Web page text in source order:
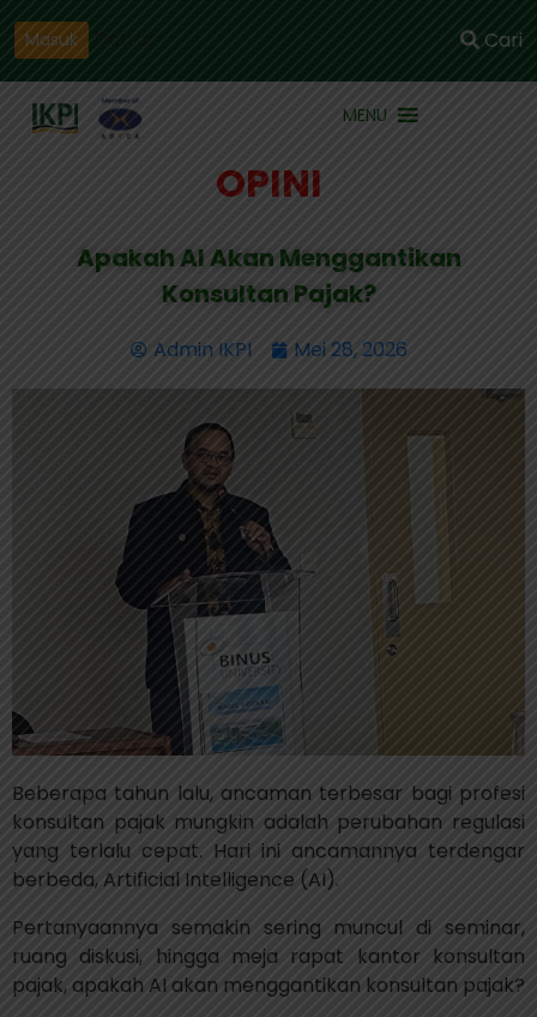
Masuk Cari
MENU
OPINI
Apakah AI Akan Menggantikan
Konsultan Pajak?
Admin IKPI Mei 28, 2026
Beberapa tahun lalu, ancaman terbesar bagi profesi
konsultan pajak mungkin adalah perubahan regulasi
yang terlalu cepat. Hari ini ancamannya terdengar
berbeda, Artificial Intelligence (AI).
Pertanyaannya semakin sering muncul di seminar,
ruang diskusi, hingga meja rapat kantor konsultan
pajak, apakah AI akan menggantikan konsultan pajak?